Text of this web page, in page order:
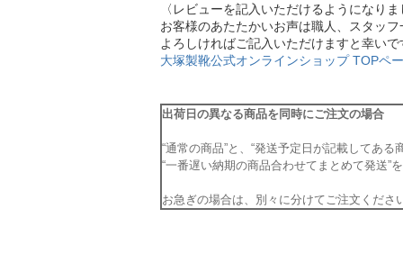
〈レビューを記入いただけるようになり
お客様のあたたかいお声は職人、スタッ
よろしければご記入いただけますと幸い
大塚製靴公式オンラインショップ TOPペ
出荷日の異なる商品を同時にご注文の場合
“通常の商品”と、“発送予定日が記載してあ
“一番遅い納期の商品合わせてまとめて発送”
お急ぎの場合は、別々に分けてご注文くださ